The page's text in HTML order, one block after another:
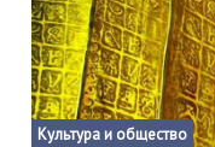
Культура и общество